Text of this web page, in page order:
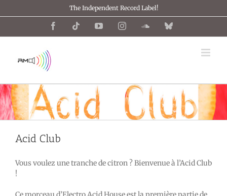
au
The Independent Record Label!
FacebookTiktok YouTubeInstagramSoundCloud
Bluesky
Acid Club
Vous voulez une tranche de citron ? Bienvenue à l’Acid Club
!